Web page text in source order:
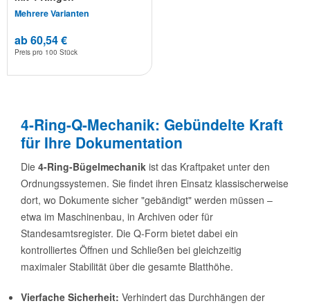
Mehrere Varianten
ab 60,54 €
Preis pro 100 Stück
4-Ring-Q-Mechanik: Gebündelte Kraft
für Ihre Dokumentation
Die 4-Ring-Bügelmechanik ist das Kraftpaket unter den
Ordnungssystemen. Sie findet ihren Einsatz klassischerweise
dort, wo Dokumente sicher "gebändigt" werden müssen –
etwa im Maschinenbau, in Archiven oder für
Standesamtsregister. Die Q-Form bietet dabei ein
kontrolliertes Öffnen und Schließen bei gleichzeitig
maximaler Stabilität über die gesamte Blatthöhe.
Vierfache Sicherheit: Verhindert das Durchhängen der